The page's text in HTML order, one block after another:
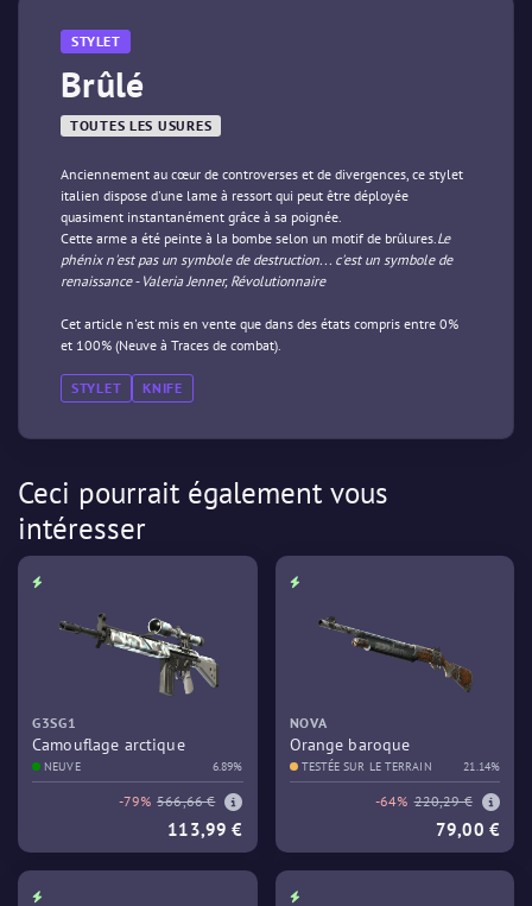
STYLET
Brûlé
TOUTES LES USURES
Anciennement au cœur de controverses et de divergences, ce stylet
italien dispose d'une lame à ressort qui peut être déployée
quasiment instantanément grâce à sa poignée.
Cette arme a été peinte à la bombe selon un motif de brûlures.Le
phénix n'est pas un symbole de destruction... c'est un symbole de
renaissance - Valeria Jenner, Révolutionnaire
Cet article n'est mis en vente que dans des états compris entre 0%
et 100% (Neuve à Traces de combat).
STYLET KNIFE
Ceci pourrait également vous
intéresser
G3SG1
Camouflage arctique
NEUVE 6.89%
-79% 566,66 €
113,99 €
NOVA
Orange baroque
TESTÉE SUR LE TERRAIN 21.14%
-64% 220,29 €
79,00 €